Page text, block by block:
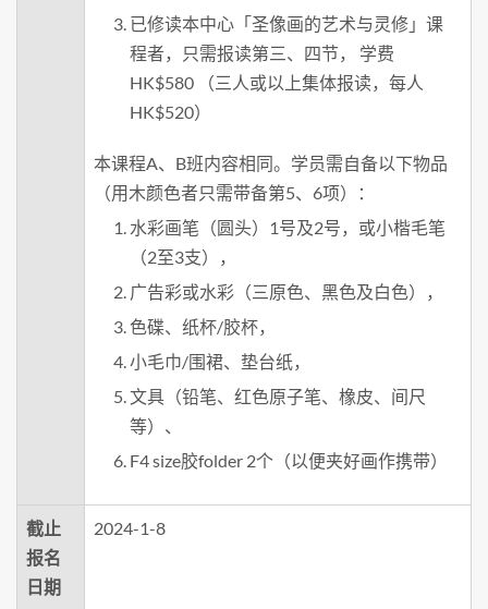
已修读本中心「圣像画的艺术与灵修」课
程者，只需报读第三、四节， 学费
HK$580 （三人或以上集体报读，每人
HK$520）
本课程A、B班内容相同。学员需自备以下物品
（用木颜色者只需带备第5、6项）：
水彩画笔（圆头）1号及2号，或小楷毛笔
（2至3支），
广告彩或水彩（三原色、黑色及白色），
色碟、纸杯/胶杯，
小毛巾/围裙、垫台纸，
文具（铅笔、红色原子笔、橡皮、间尺
等）、
F4 size胶folder 2个（以便夹好画作携带）
截止
报名
日期
2024-1-8